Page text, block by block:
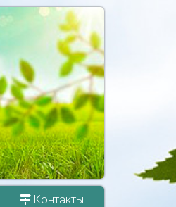
Контакты